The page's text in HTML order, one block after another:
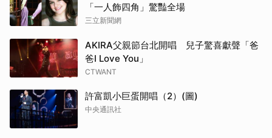
「一人飾四角」驚豔全場
三立新聞網
AKIRA父親節台北開唱 兒子驚喜獻聲「爸
爸I Love You」
CTWANT
許富凱小巨蛋開唱（2）(圖)
中央通訊社